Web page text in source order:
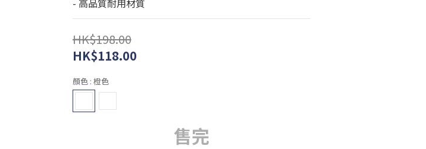
- 高品質耐用材質
HK$198.00
HK$118.00
顏色 : 橙色
售完